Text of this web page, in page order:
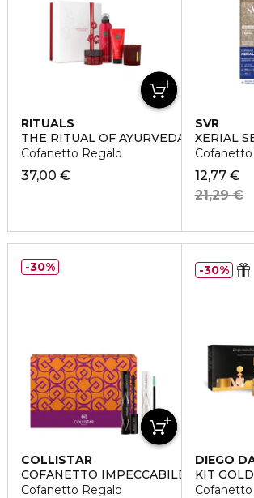
RITUALS
THE RITUAL OF AYURVEDA MEDIUM
Cofanetto Regalo
37,00 €
SVR
XERIAL
12,77 €
21,29 €
COLLISTAR
COFANETTO IMPECCABILE
Cofanetto Regalo
30%
DIEGO
KIT
30%